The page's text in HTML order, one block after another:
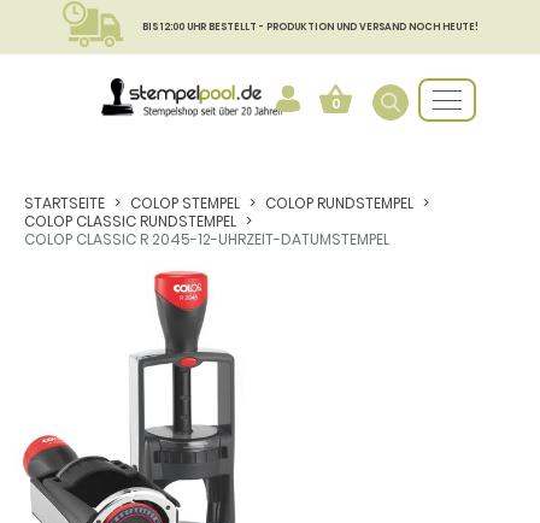
BIS 12:00 UHR BESTELLT - PRODUKTION UND VERSAND NOCH HEUTE!
0
STARTSEITE COLOP STEMPEL
COLOP RUNDSTEMPEL
COLOP CLASSIC RUNDSTEMPEL
COLOP CLASSIC R 2045-12-UHRZEIT-DATUMSTEMPEL